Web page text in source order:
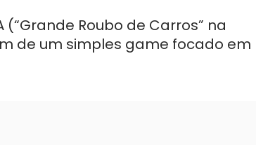
Roubo de Carros” na
de um simples game focado em